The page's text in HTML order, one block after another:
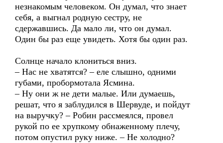
незнакомым человеком. Он думал, что знает
себя, а выгнал родную сестру, не
сдержавшись. Да мало ли, что он думал.
Один бы раз еще увидеть. Хотя бы один раз.
Солнце начало клониться вниз.
– Нас не хватятся? – еле слышно, одними
губами, пробормотала Ясмина.
– Ну они ж не дети малые. Или думаешь,
решат, что я заблудился в Шервуде, и пойдут
на выручку? – Робин рассмеялся, провел
рукой по ее хрупкому обнаженному плечу,
потом опустил руку ниже. – Не холодно?